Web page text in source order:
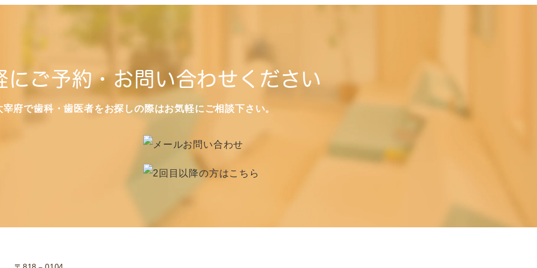
にご予約・お問い合わせください
宰府で歯科・歯医者をお探しの際はお気軽にご相談下さい。